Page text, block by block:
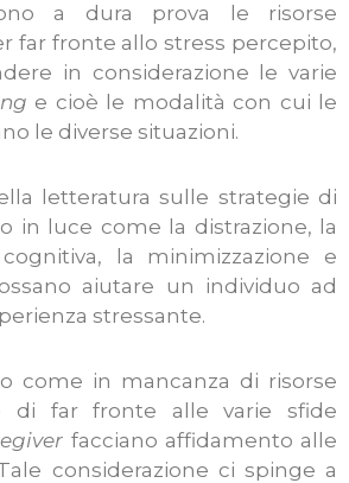
a dura prova le risorse
far fronte allo stress percepito,
in considerazione le varie
e cioè le modalità con cui le
le diverse situazioni.
letteratura sulle strategie di
in luce come la distrazione, la
la minimizzazione e
aiutare un individuo ad
stressante.
come in mancanza di risorse
di far fronte alle varie sfide
facciano affidamento alle
considerazione ci spinge a